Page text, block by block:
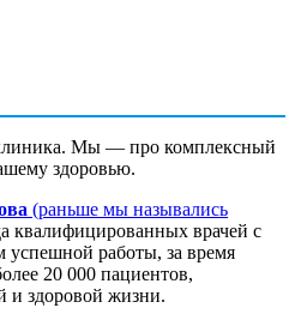
Мы — про комплексный
здоровью.
(раньше мы назывались
квалифицированных врачей с
успешной работы, за время
20 000 пациентов,
и здоровой жизни.